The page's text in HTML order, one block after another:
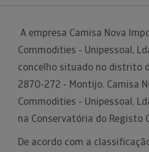
A empresa Camisa Nova
Commodities - Unipessoal,
concelho situado no distrito
2870-272 - Montijo. Camisa
Commodities - Unipessoal,
na Conservatória do Registo
De acordo com a